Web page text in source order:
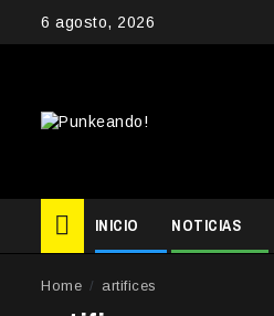
6 agosto, 2026
INICIO NOTICIAS
Home artifices